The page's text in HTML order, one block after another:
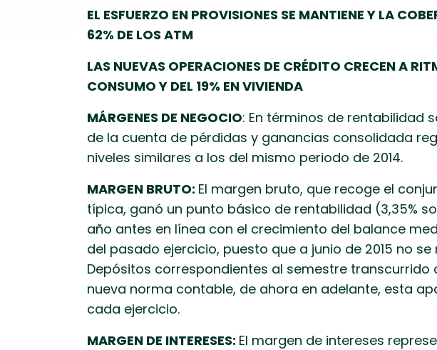
EL ESFUERZO EN PROVISIONES SE MANTIENE Y LA
62% DE LOS ATM
LAS NUEVAS OPERACIONES DE CRÉDITO CRECEN A
CONSUMO Y DEL 19% EN VIVIENDA
MÁRGENES DE NEGOCIO: En términos de rentabilidad
de la cuenta de pérdidas y ganancias consolidada
niveles similares a los del mismo periodo de 2014.
MARGEN BRUTO: El margen bruto, que recoge el
típica, ganó un punto básico de rentabilidad (3,35%
año antes en línea con el crecimiento del balance
del pasado ejercicio, puesto que a junio de 2015 no
Depósitos correspondientes al semestre
nueva norma contable, de ahora en adelante, esta
cada ejercicio.
MARGEN DE INTERESES: El margen de intereses